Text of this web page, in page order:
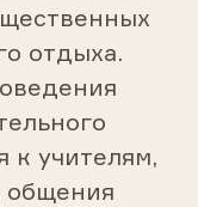
отдыха.
к учителям,
общения